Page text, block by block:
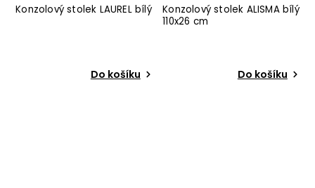
Konzolový stolek LAUREL bílý
Do košíku
Konzolový stolek ALISMA bílý
110x26 cm
Do košíku